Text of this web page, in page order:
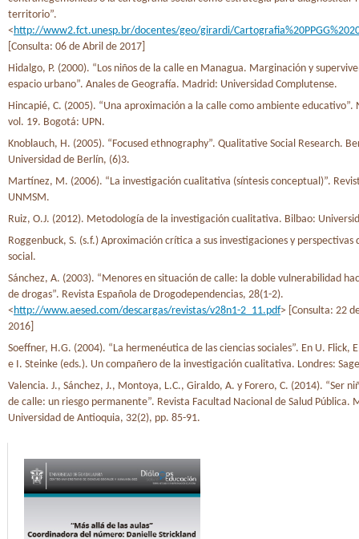
territorio”.
<http://www2.fct.unesp.br/docentes/geo/girardi/
[Consulta: 06 de Abril de 2017]
Hidalgo, P. (2000). “Los niños de la calle en Managua. Marginación y
espacio urbano”. Anales de Geografía. Madrid: Universidad Complutense.
Hincapié, C. (2005). “Una aproximación a la calle como ambiente educativo”.
vol. 19. Bogotá: UPN.
Knoblauch, H. (2005). “Focused ethnography”. Qualitative Social Research.
Universidad de Berlín, (6)3.
Martínez, M. (2006). “La investigación cualitativa (síntesis conceptual)”.
UNMSM.
Ruiz, O.J. (2012). Metodología de la investigación cualitativa. Bilbao:
Roggenbuck, S. (s.f.) Aproximación crítica a sus investigaciones y perspectivas
social.
Sánchez, A. (2003). “Menores en situación de calle: la doble vulnerabilidad
de drogas”. Revista Española de Drogodependencias, 28(1-2).
<http://www.aesed.com/descargas/revistas/v28n1-2_11.pdf> [Consulta: 22
2016]
Soeffner, H.G. (2004). “La hermenéutica de las ciencias sociales”. En U. Flick,
e I. Steinke (eds.). Un compañero de la investigación cualitativa. Londres:
Valencia. J., Sánchez, J., Montoya, L.C., Giraldo, A. y Forero, C. (2014). “Ser
de calle: un riesgo permanente”. Revista Facultad Nacional de Salud Pública.
Universidad de Antioquia, 32(2), pp. 85-91.